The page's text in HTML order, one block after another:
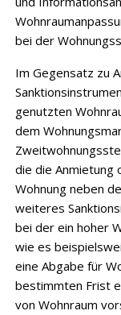
bei der
Im Gegensatz zu
genutzten
dem
die die Anmietung
Wohnung neben
weiteres
bei der ein hoher
wie es
eine Abgabe für
bestimmten Frist
von Wohnraum